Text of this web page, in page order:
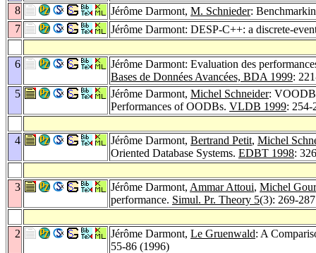
8 Jérôme Darmont, M. Schnieder:
7
Jérôme Darmont: DESP-C++: a discrete-
6
Jérôme Darmont: Evaluation des
Bases de Données Avancées, BDA 1999:
5
Jérôme Darmont, Michel Schneider:
Performances of OODBs. VLDB 1999: 254-
4 Jérôme Darmont, Bertrand Petit, Michel
Oriented Database Systems. EDBT 1998:
3 Jérôme Darmont, Ammar Attoui, Michel
performance. Simul. Pr. Theory 5(3): 269-
2 Jérôme Darmont, Le Gruenwald: A
55-86 (1996)